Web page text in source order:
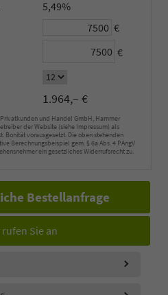
5,49%
€
€
1.964,– €
und Handel GmbH, Hammer
der Website (siehe Impressum) als
Bonität vorausgesetzt. Die oben stehenden
Berechnungsbeispiel gem. § 6a Abs. 4 PAngV
ein gesetzliches Widerrufsrecht zu.
Bestellanfrage
Sie an